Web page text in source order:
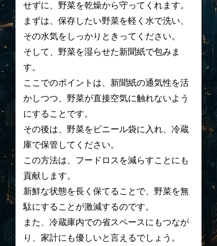
せずに、野菜を乾燥から守ってくれます。
まずは、保存したい野菜を軽く水で洗い、
その水気をしっかりときってください。
そして、野菜を湿らせた新聞紙で包みま
す。
ここでのポイントは、新聞紙の通気性を活
かしつつ、野菜が直接空気に触れないよう
にすることです。
その後は、野菜をビニール袋に入れ、冷蔵
庫で保管してください。
この方法は、フードロスを減らすことにも
貢献します。
新鮮な状態を長く保てることで、野菜を無
駄にすることが激減するのです。
また、冷蔵庫内での省スペースにもつなが
り、家計にも優しいと言えるでしょう。